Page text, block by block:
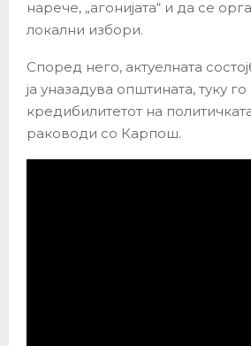
нарече, „агонијата“ и да се
локални избори.
Според него, актуелната
ја уназадува општината, туку
кредибилитетот на политичката
раководи со Карпош.